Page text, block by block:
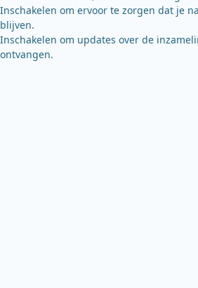
Inschakelen om ervoor te zorgen dat je
blijven.
Inschakelen om updates over de
ontvangen.